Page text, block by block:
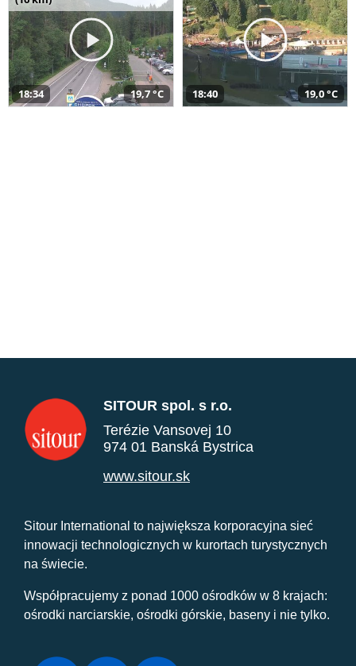
18:34 19,7 °C 18:40 19,0 °C
SITOUR spol. s r.o.
Terézie Vansovej 10
974 01 Banská Bystrica
www.sitour.sk
Sitour International to największa korporacyjna sieć
innowacji technologicznych w kurortach turystycznych
na świecie.
Współpracujemy z ponad 1000 ośrodków w 8 krajach:
ośrodki narciarskie, ośrodki górskie, baseny i nie tylko.